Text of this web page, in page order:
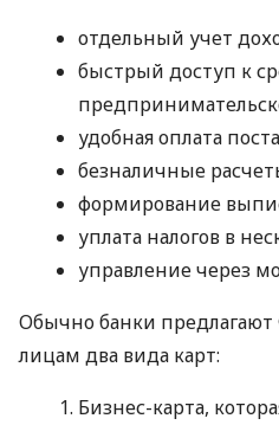
отдельный учет
быстрый доступ к
удобная оплата
безналичные
формирование
уплата налогов в
управление через
Обычно банки
лицам два вида карт:
Бизнес-карта,